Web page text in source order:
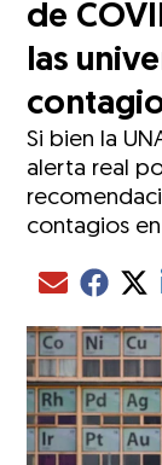
de
las
Si bien la
alerta real
contagios
Compartir el